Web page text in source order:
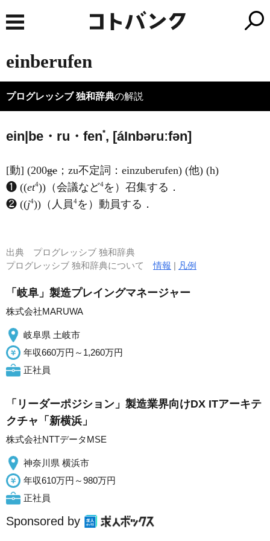
einberufen
プログレッシブ 独和辞典の解説
ein|be・ru・fen*, [áInbəruːfən]
[動] (200ge ；zu不定詞：einzuberufen) (他) (h)
❶ ((et4))（会議など4を）召集する．
❷ ((j4))（人員4を）動員する．
出典 プログレッシブ 独和辞典
プログレッシブ 独和辞典について情報 | 凡例
「岐阜」製造プレイングマネージャー
株式会社MARUWA
岐阜県 土岐市
年収660万円～1,260万円
正社員
「リーダーポジション」製造業界向けDX ITアーキテ
クチャ「新横浜」
株式会社NTTデータMSE
神奈川県 横浜市
年収610万円～980万円
正社員
Sponsored by